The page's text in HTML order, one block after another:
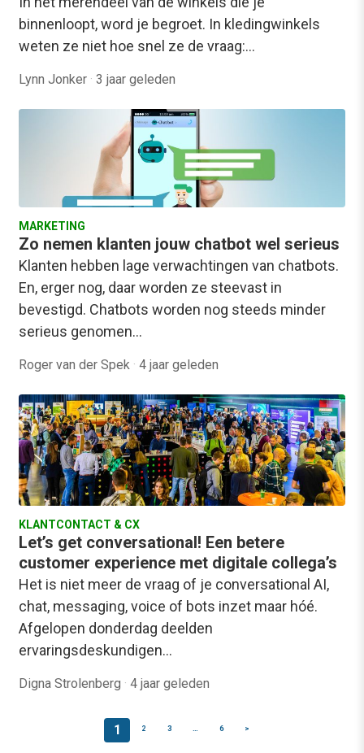
binnenloopt, word je begroet. In kledingwinkels
weten ze niet hoe snel ze de vraag:…
Lynn Jonker · 3 jaar geleden
MARKETING
Zo nemen klanten jouw chatbot wel serieus
Klanten hebben lage verwachtingen van chatbots.
En, erger nog, daar worden ze steevast in
bevestigd. Chatbots worden nog steeds minder
serieus genomen…
Roger van der Spek · 4 jaar geleden
KLANTCONTACT & CX
Let’s get conversational! Een betere
customer experience met digitale collega’s
Het is niet meer de vraag of je conversational AI,
chat, messaging, voice of bots inzet maar hóé.
Afgelopen donderdag deelden
ervaringsdeskundigen…
Digna Strolenberg · 4 jaar geleden
1 2 3 … 6 >